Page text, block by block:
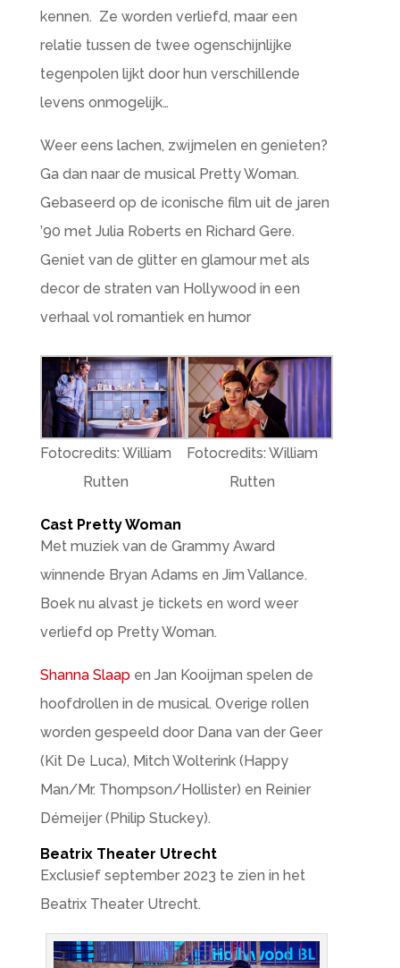
kennen. Ze worden verliefd, maar een
relatie tussen de twee ogenschijnlijke
tegenpolen lijkt door hun verschillende
levens onmogelijk…
Weer eens lachen, zwijmelen en genieten?
Ga dan naar de musical Pretty Woman.
Gebaseerd op de iconische film uit de jaren
’90 met Julia Roberts en Richard Gere.
Geniet van de glitter en glamour met als
decor de straten van Hollywood in een
verhaal vol romantiek en humor
Fotocredits: William
Rutten
Fotocredits: William
Rutten
Cast Pretty Woman
Met muziek van de Grammy Award
winnende Bryan Adams en Jim Vallance.
Boek nu alvast je tickets en word weer
verliefd op Pretty Woman.
Shanna Slaapen Jan Kooijman spelen de
hoofdrollen in de musical. Overige rollen
worden gespeeld door Dana van der Geer
(Kit De Luca), Mitch Wolterink (Happy
Man/Mr. Thompson/Hollister) en Reinier
Démeijer (Philip Stuckey).
Beatrix Theater Utrecht
Exclusief september 2023 te zien in het
Beatrix Theater Utrecht.